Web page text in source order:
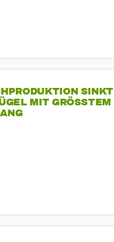
SINKT
MIT GRÖSSTEM R